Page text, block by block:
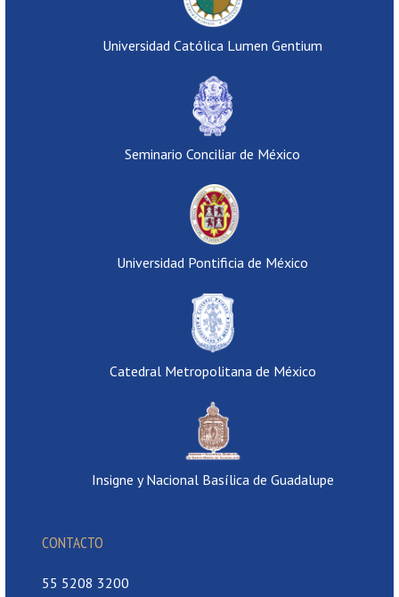
Universidad Católica Lumen Gentium
Seminario Conciliar de México
Universidad Pontificia de México
Catedral Metropolitana de México
Insigne y Nacional Basílica de Guadalupe
CONTACTO
55 5208 3200